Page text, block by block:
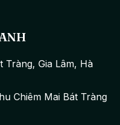
Tràng, Gia Lâm, Hà
Chiêm Mai Bát Tràng